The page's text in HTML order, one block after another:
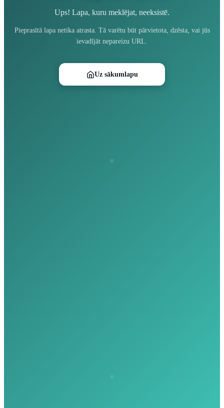
Ups! Lapa, kuru meklējat, neeksistē.
Pieprasītā lapa netika atrasta. Tā varētu būt pārvietota, dzēsta, vai jūs
ievadījāt nepareizu URL.
Uz sākumlapu